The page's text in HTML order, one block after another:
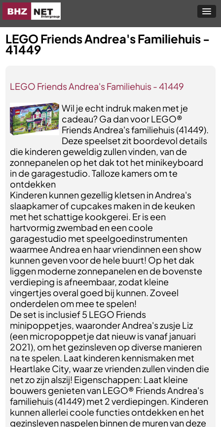
LEGO Friends Andrea's Familiehuis -
41449
LEGO Friends Andrea's Familiehuis - 41449
Wil je echt indruk maken met je
cadeau? Ga dan voor LEGO®
Friends Andrea's familiehuis (41449).
Deze speelset zit boordevol details
die kinderen geweldig zullen vinden, van de
zonnepanelen op het dak tot het minikeyboard
in de garagestudio. Talloze kamers om te
ontdekken
Kinderen kunnen gezellig kletsen in Andrea's
slaapkamer of cupcakes maken in de keuken
met het schattige kookgerei. Er is een
hartvormig zwembad en een coole
garagestudio met speelgoedinstrumenten
waarmee Andrea en haar vriendinnen een show
kunnen geven voor de hele buurt! Op het dak
liggen moderne zonnepanelen en de bovenste
verdieping is afneembaar, zodat kleine
vingertjes overal goed bij kunnen. Zoveel
onderdelen om mee te spelen!
De set is inclusief 5 LEGO Friends
minipoppetjes, waaronder Andrea's zusje Liz
(een micropoppetje dat nieuw is vanaf januari
2021), om het gezinsleven op diverse manieren
na te spelen. Laat kinderen kennismaken met
Heartlake City, waar ze vrienden zullen vinden die
net zo zijn alszij! Eigenschappen: Laat kleine
bouwers genieten van LEGO® Friends Andrea's
familiehuis (41449) met 2 verdiepingen. Kinderen
kunnen allerlei coole functies ontdekken en het
gezinsleven naspelen binnen de muren van deze